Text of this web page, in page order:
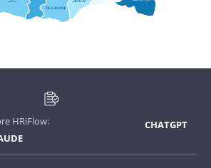
HRiFlow:
CHATGPT